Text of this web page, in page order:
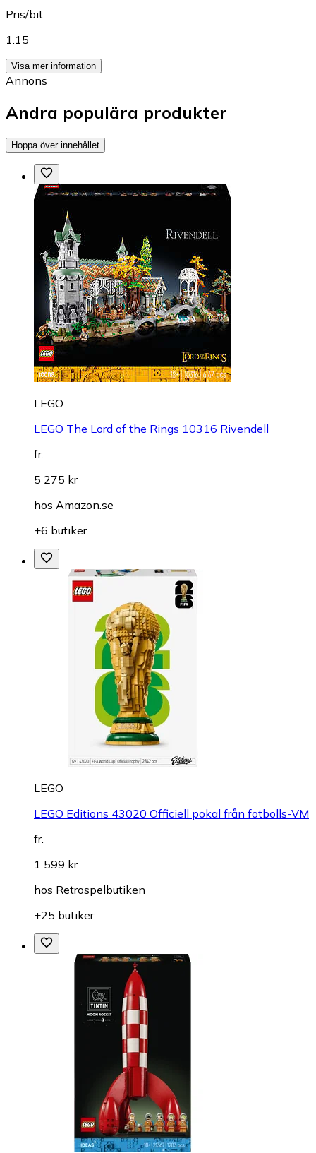
Pris/bit
1.15
Visa mer information
Annons
Andra populära produkter
Hoppa över innehållet
LEGO
LEGO The Lord of the Rings 10316 Rivendell
fr.
5 275 kr
hos Amazon.se
+6 butiker
LEGO
LEGO Editions 43020 Officiell pokal från fotbolls-VM
fr.
1 599 kr
hos Retrospelbutiken
+25 butiker